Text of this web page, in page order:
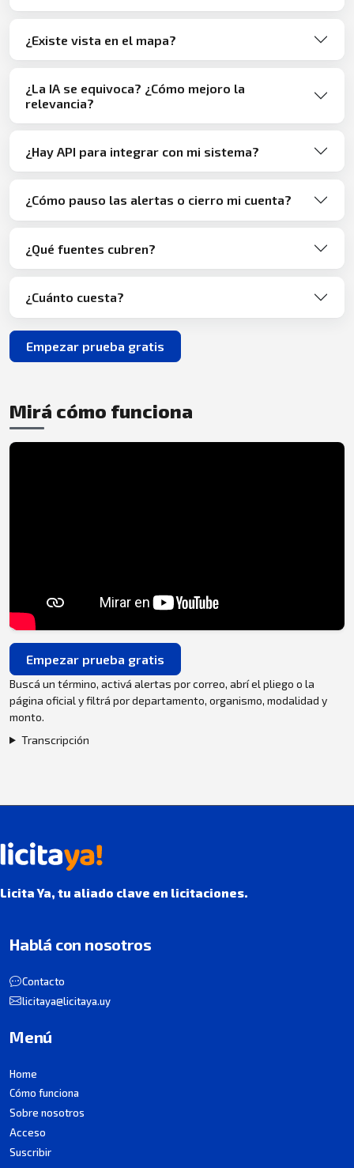
¿Existe vista en el mapa?
¿La IA se equivoca? ¿Cómo mejoro la
relevancia?
¿Hay API para integrar con mi sistema?
¿Cómo pauso las alertas o cierro mi cuenta?
¿Qué fuentes cubren?
¿Cuánto cuesta?
Empezar prueba gratis
Mirá cómo funciona
Empezar prueba gratis
Buscá un término, activá alertas por correo, abrí el pliego o la
página oficial y filtrá por departamento, organismo, modalidad y
monto.
Transcripción
Licita Ya, tu aliado clave en licitaciones.
Hablá con nosotros
Contacto
licitaya@licitaya.uy
Menú
Home
Cómo funciona
Sobre nosotros
Acceso
Suscribir